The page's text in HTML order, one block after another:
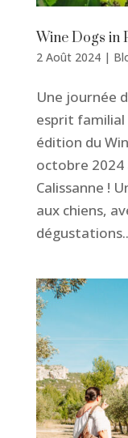
Wine Dogs in
2 Août 2024|
Une journée
esprit familial
édition du
octobre 2024
Calissanne !
aux chiens,